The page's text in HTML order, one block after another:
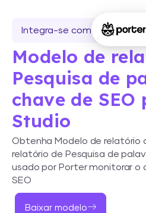
Integra-se com o Looker
Modelo de
Pesquisa de
chave de
Studio
Obtenha Modelo de relatório
relatório de Pesquisa de
usado por Porter monitorar o
SEO
Baixar modelo